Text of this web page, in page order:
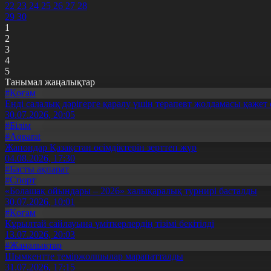
22 23 24 25 26 27 28
29 30
1
2
3
4
5
Танымал жаңалықтар
#Қоғам
Енді салалық дәрігерге қаралу үшін терапевт жолдамасы қажет
30.07.2026, 20:05
#Білім
#Aqparat
Жапондар Қазақстан өсімдіктерін зерттеп жүр
04.08.2026, 17:30
#Басты ақпарат
#Спорт
«Болашақ ойындары – 2026» халықаралық турнирі басталды
30.07.2026, 10:01
#Қоғам
Құрылтай сайлауына үміткерлердің тізімі бекітілді
13.07.2026, 20:03
#Жаңалықтар
Шымкентте теміржолшылар марапатталды
31.07.2026, 17:15